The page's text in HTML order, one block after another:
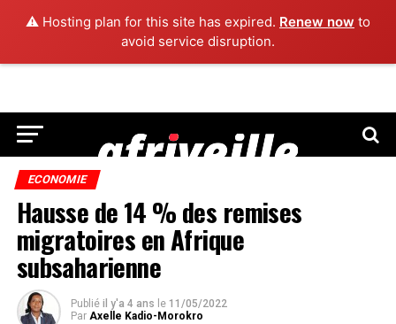
⚠️ Hosting plan for this site has expired. Renew now to
avoid service disruption.
ECONOMIE
Hausse de 14 % des remises
migratoires en Afrique
subsaharienne
Publié il y'a 4 ans le 11/05/2022
Par Axelle Kadio-Morokro